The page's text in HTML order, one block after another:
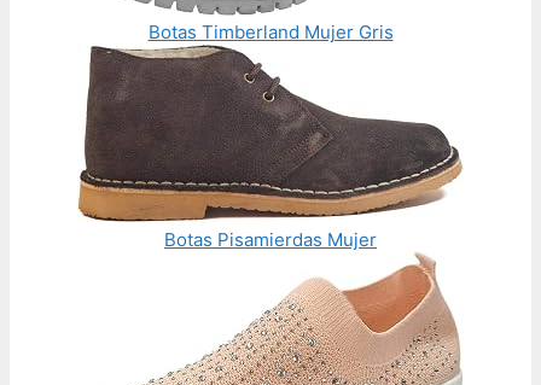
Botas Timberland Mujer Gris
Botas Pisamierdas Mujer